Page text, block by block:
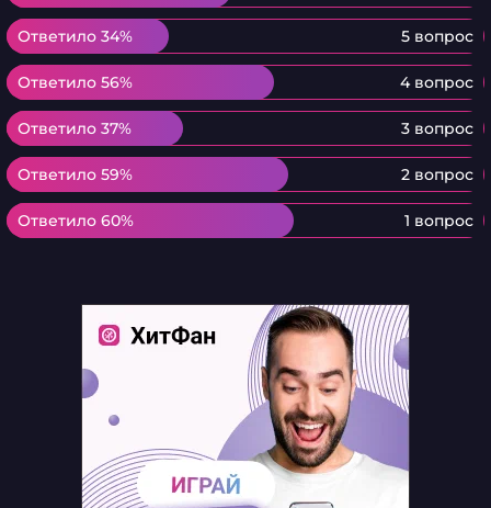
Ответило 34% 5 вопрос
Ответило 34%
Ответило 56% 4 вопрос
Ответило 56%
Ответило 37% 3 вопрос
Ответило 37%
Ответило 59% 2 вопрос
Ответило 59%
Ответило 60% 1 вопрос
Ответило 60%